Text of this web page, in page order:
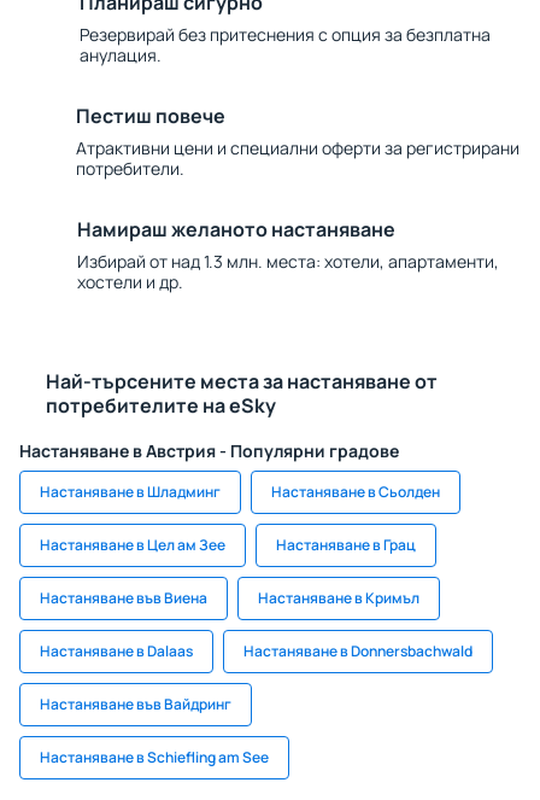
Резервирай без притеснения с опция за безплатна
анулация.
Пестиш повече
Атрактивни цени и специални оферти за регистрирани
потребители.
Намираш желаното настаняване
Избирай от над 1.3 млн. места: хотели, апартаменти,
хостели и др.
Най-търсените места за настаняване от
потребителите на eSky
Настаняване в Австрия - Популярни градове
Настаняване в Шладминг Настаняване в Сьолден
Настаняване в Цел ам Зее Настаняване в Грац
Настаняване във Виена Настаняване в Кримъл
Настаняване в Dalaas Настаняване в Donnersbachwald
Настаняване във Вайдринг
Настаняване в Schiefling am See